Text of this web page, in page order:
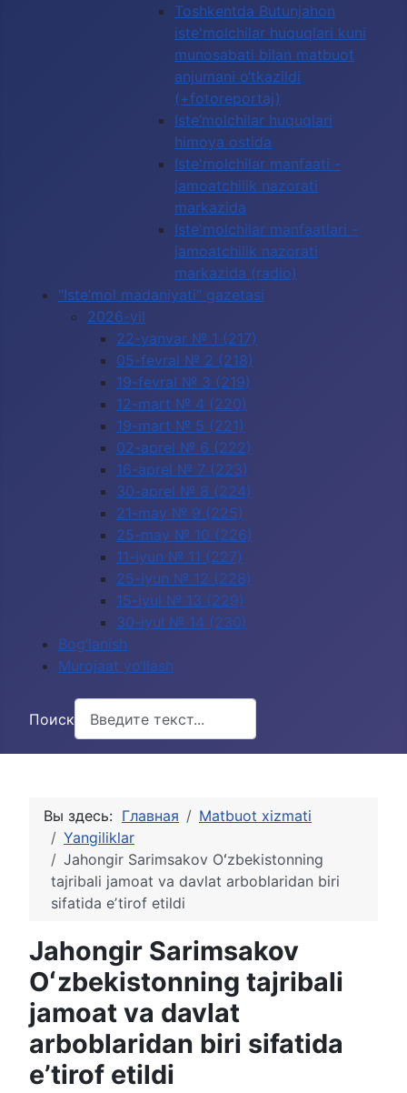
Toshkentda Butunjahon
iste'molchilar huquqlari kuni
munosabati bilan matbuot
anjumani o‘tkazildi
(+fotoreportaj)
Iste’molchilar huquqlari
himoya ostida
Iste'molchilar manfaati -
jamoatchilik nazorati
markazida
Iste'molchilar manfaatlari -
jamoatchilik nazorati
markazida (radio)
"Iste’mol madaniyati" gazetasi
2026-yil
22-yanvar № 1 (217)
05-fevral № 2 (218)
19-fevral № 3 (219)
12-mart № 4 (220)
19-mart № 5 (221)
02-aprel № 6 (222)
16-aprel № 7 (223)
30-aprel № 8 (224)
21-may № 9 (225)
25-may № 10 (226)
11-iyun № 11 (227)
25-iyun № 12 (228)
15-iyul № 13 (229)
30-iyul № 14 (230)
Bog‘lanish
Murojaat yo‘llash
Поиск
Вы здесь: Главная
Matbuot xizmati
Yangiliklar
Jahongir Sarimsakov Oʻzbekistonning
tajribali jamoat va davlat arboblaridan biri
sifatida eʼtirof etildi
Jahongir Sarimsakov
Oʻzbekistonning tajribali
jamoat va davlat
arboblaridan biri sifatida
eʼtirof etildi